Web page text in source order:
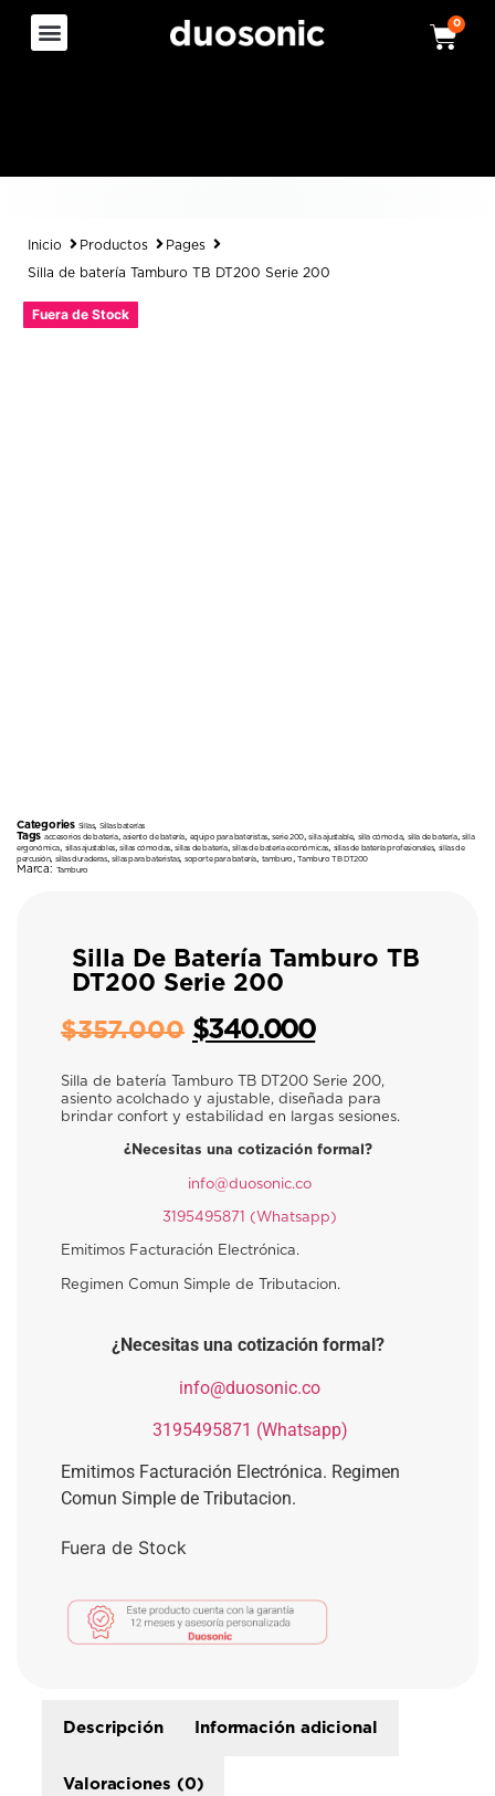
0
Inicio Productos Pages
Silla de batería Tamburo TB DT200 Serie 200
Fuera de Stock
Categories Sillas,Sillas baterías
Tags accesorios de batería,asiento de batería equipo para bateristas,serie 200,silla ajustable,silla cómoda, silla de batería,silla
ergonómica
sillas ajustables,sillas cómodas,sillas de batería,sillas de batería económicas sillas de batería profesionales, sillas de
percusión,sillas duraderas,sillas para bateristas,soporte para batería tamburo ,Tamburo TB DT200
Marca: Tamburo
Silla De Batería Tamburo TB
DT200 Serie 200
$357.000 $340.000
Silla de batería Tamburo TB DT200 Serie 200,
asiento acolchado y ajustable, diseñada para
brindar confort y estabilidad en largas sesiones.
¿Necesitas una cotización formal?
info@duosonic.co
3195495871 (Whatsapp)
Emitimos Facturación Electrónica.
Regimen Comun Simple de Tributacion.
¿Necesitas una cotización formal?
info@duosonic.co
3195495871 (Whatsapp)
Emitimos Facturación Electrónica. Regimen
Comun Simple de Tributacion.
Fuera de Stock
Descripción Información adicional
Valoraciones (0)